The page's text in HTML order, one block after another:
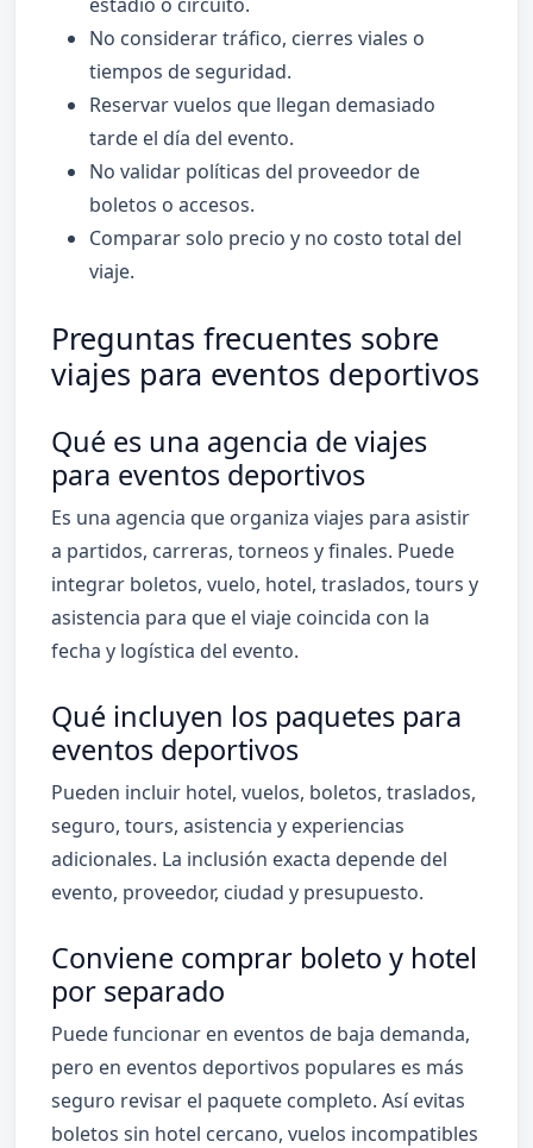
No considerar tráfico, cierres viales o
tiempos de seguridad.
Reservar vuelos que llegan demasiado
tarde el día del evento.
No validar políticas del proveedor de
boletos o accesos.
Comparar solo precio y no costo total del
viaje.
Preguntas frecuentes sobre
viajes para eventos deportivos
Qué es una agencia de viajes
para eventos deportivos
Es una agencia que organiza viajes para asistir
a partidos, carreras, torneos y finales. Puede
integrar boletos, vuelo, hotel, traslados, tours y
asistencia para que el viaje coincida con la
fecha y logística del evento.
Qué incluyen los paquetes para
eventos deportivos
Pueden incluir hotel, vuelos, boletos, traslados,
seguro, tours, asistencia y experiencias
adicionales. La inclusión exacta depende del
evento, proveedor, ciudad y presupuesto.
Conviene comprar boleto y hotel
por separado
Puede funcionar en eventos de baja demanda,
pero en eventos deportivos populares es más
seguro revisar el paquete completo. Así evitas
boletos sin hotel cercano, vuelos incompatibles